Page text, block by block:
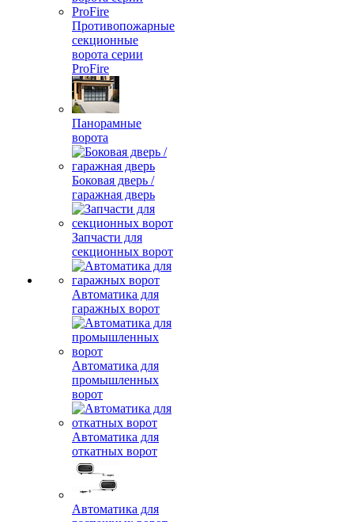
Противопожарные
секционные
ворота серии
ProFire
Панорамные
ворота
Боковая дверь /
гаражная дверь
Запчасти для
секционных ворот
Автоматика для
гаражных ворот
Автоматика для
промышленных
ворот
Автоматика для
откатных ворот
Автоматика для